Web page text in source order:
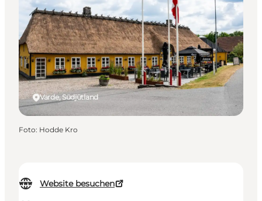
Website besuchen
Varde, Südjütland
Foto: Hodde Kro